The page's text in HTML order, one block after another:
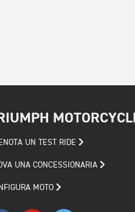
UN TEST RIDE
UNA CONCESSIONARIA
MOTO